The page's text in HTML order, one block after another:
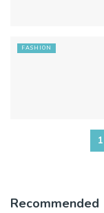
FASHION
1
Recommended